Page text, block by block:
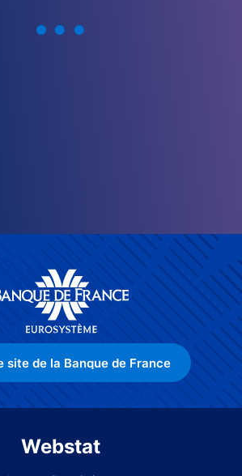
site de la Banque de France
Webstat